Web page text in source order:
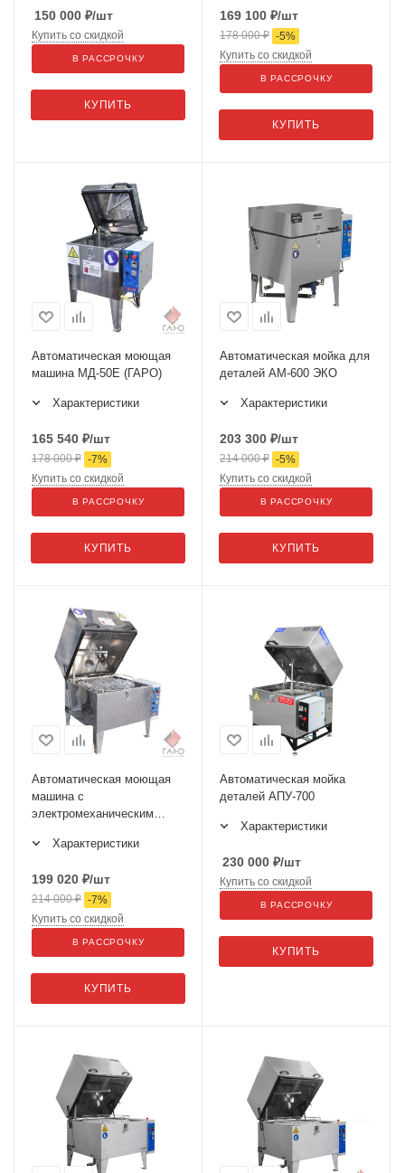
150 000 ₽/шт
КУПИТЬ
Купить со скидкой
В РАССРОЧКУ
169 100 ₽/шт
178 000₽ -5%
КУПИТЬ
Купить со скидкой
В РАССРОЧКУ
Автоматическая моющая
машина МД-50Е (ГАРО)
Характеристики
165 540 ₽/шт
178 000₽ -7%
КУПИТЬ
Купить со скидкой
В РАССРОЧКУ
Автоматическая мойка для
деталей АМ-600 ЭКО
Характеристики
203 300 ₽/шт
214 000₽ -5%
КУПИТЬ
Купить со скидкой
В РАССРОЧКУ
Автоматическая моющая
машина с
электромеханическим
МД-60ЕХарактеристики
199 020 ₽/шт
214 000₽ -7%
КУПИТЬ
Купить со скидкой
В РАССРОЧКУ
Автоматическая мойка
деталей АПУ-700
Характеристики
230 000 ₽/шт
КУПИТЬ
Купить со скидкой
В РАССРОЧКУ